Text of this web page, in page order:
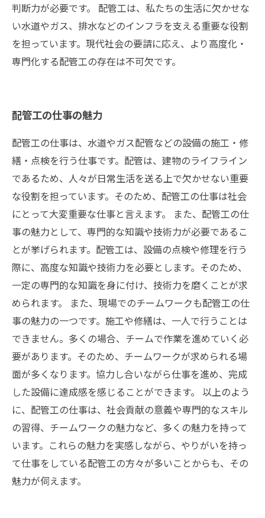
判断力が必要です。 配管工は、私たちの生活に欠かせな
い水道やガス、排水などのインフラを支える重要な役割
を担っています。現代社会の要請に応え、より高度化・
専門化する配管工の存在は不可欠です。
配管工の仕事の魅力
配管工の仕事は、水道やガス配管などの設備の施工・修
繕・点検を行う仕事です。配管は、建物のライフライン
であるため、人々が日常生活を送る上で欠かせない重要
な役割を担っています。そのため、配管工の仕事は社会
にとって大変重要な仕事と言えます。 また、配管工の仕
事の魅力として、専門的な知識や技術力が必要であるこ
とが挙げられます。配管工は、設備の点検や修理を行う
際に、高度な知識や技術力を必要とします。そのため、
一定の専門的な知識を身に付け、技術力を磨くことが求
められます。 また、現場でのチームワークも配管工の仕
事の魅力の一つです。施工や修繕は、一人で行うことは
できません。多くの場合、チームで作業を進めていく必
要があります。そのため、チームワークが求められる場
面が多くなります。協力し合いながら仕事を進め、完成
した設備に達成感を感じることができます。 以上のよう
に、配管工の仕事は、社会貢献の意義や専門的なスキル
の習得、チームワークの魅力など、多くの魅力を持って
います。これらの魅力を実感しながら、やりがいを持っ
て仕事をしている配管工の方々が多いことからも、その
魅力が伺えます。